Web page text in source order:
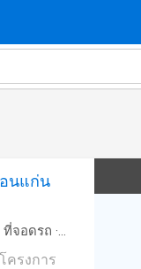
นแก่น
ที่จอดรถ ·
ครงการ